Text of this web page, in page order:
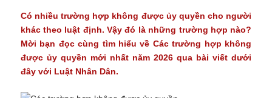
Có nhiều trường hợp không được ủy quyền cho người
khác theo luật định. Vậy đó là những trường hợp nào?
Mời bạn đọc cùng tìm hiểu về Các trường hợp không
được ủy quyền mới nhất năm 2026 qua bài viết dưới
đây với Luật Nhân Dân.